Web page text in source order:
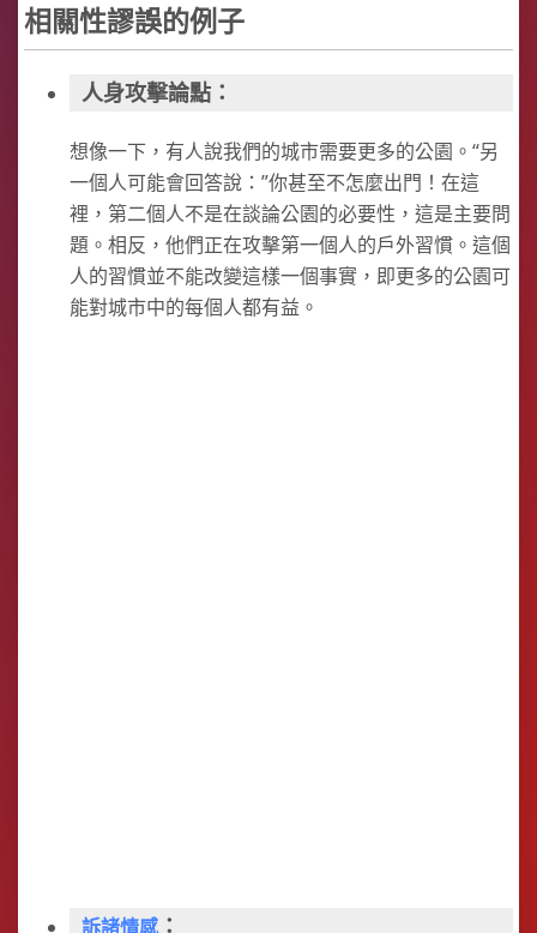
相關性謬誤的例子
人身攻擊論點：
想像一下，有人說我們的城市需要更多的公園。“另
一個人可能會回答說：”你甚至不怎麼出門！在這
裡，第二個人不是在談論公園的必要性，這是主要問
題。相反，他們正在攻擊第一個人的戶外習慣。這個
人的習慣並不能改變這樣一個事實，即更多的公園可
能對城市中的每個人都有益。
訴諸情感：